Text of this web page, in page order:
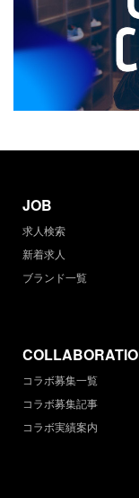
JOB
求人検索
新着求人
ブランド一覧
コラボ募集一覧
コラボ募集記事
コラボ実績案内